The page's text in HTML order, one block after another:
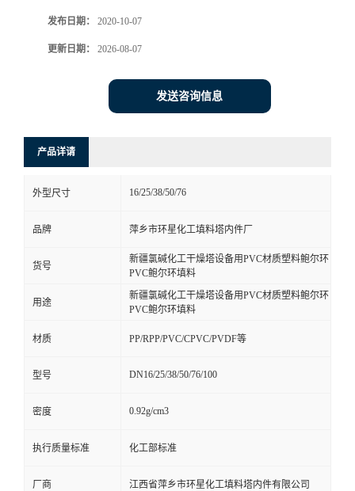
发布日期： 2020-10-07
更新日期： 2026-08-07
发送咨询信息
产品详请
外型尺寸 16/25/38/50/76
品牌 萍乡市环星化工填料塔内件厂
货号
新疆氯碱化工干燥塔设备用PVC材质塑料鲍尔环
PVC鲍尔环填料
用途
新疆氯碱化工干燥塔设备用PVC材质塑料鲍尔环
PVC鲍尔环填料
材质 PP/RPP/PVC/CPVC/PVDF等
型号 DN16/25/38/50/76/100
密度 0.92g/cm3
执行质量标准 化工部标准
厂商 江西省萍乡市环星化工填料塔内件有限公司